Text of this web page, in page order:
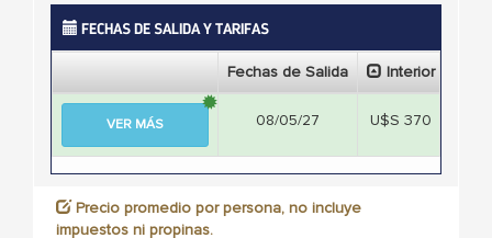
FECHAS DE SALIDA Y TARIFAS
Fechas de Salida Interior
VER MÁS 08/05/27 U$S 370
Precio promedio por persona, no incluye
impuestos ni propinas.